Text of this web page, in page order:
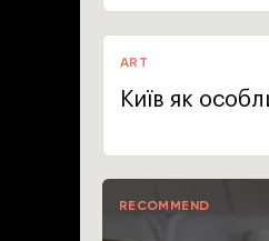
ART
Київ як
RECOMMEND